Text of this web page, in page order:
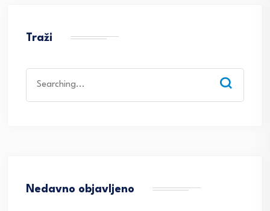
Traži
for:
Nedavno objavljeno